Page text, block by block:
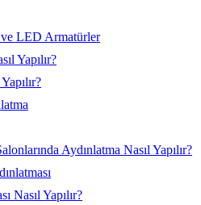
LED Armatürler
Yapılır?
Aydınlatma Nasıl Yapılır?
Nasıl Yapılır?